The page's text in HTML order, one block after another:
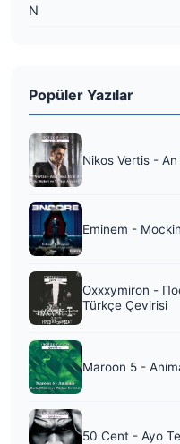
N
Popüler Yazılar
Nikos Vertis - An
Eminem -
Oxxxymiron -
Türkçe Çevirisi
Maroon 5 -
50 Cent - Ayo